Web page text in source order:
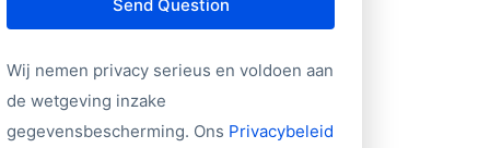
Send Question
Wij nemen privacy serieus en voldoen aan
de wetgeving inzake
gegevensbescherming. Ons Privacybeleid